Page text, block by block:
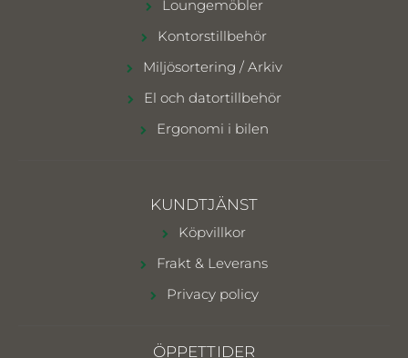
Loungemöbler
Kontorstillbehör
Miljösortering / Arkiv
El och datortillbehör
Ergonomi i bilen
KUNDTJÄNST
Köpvillkor
Frakt & Leverans
Privacy policy
ÖPPETTIDER